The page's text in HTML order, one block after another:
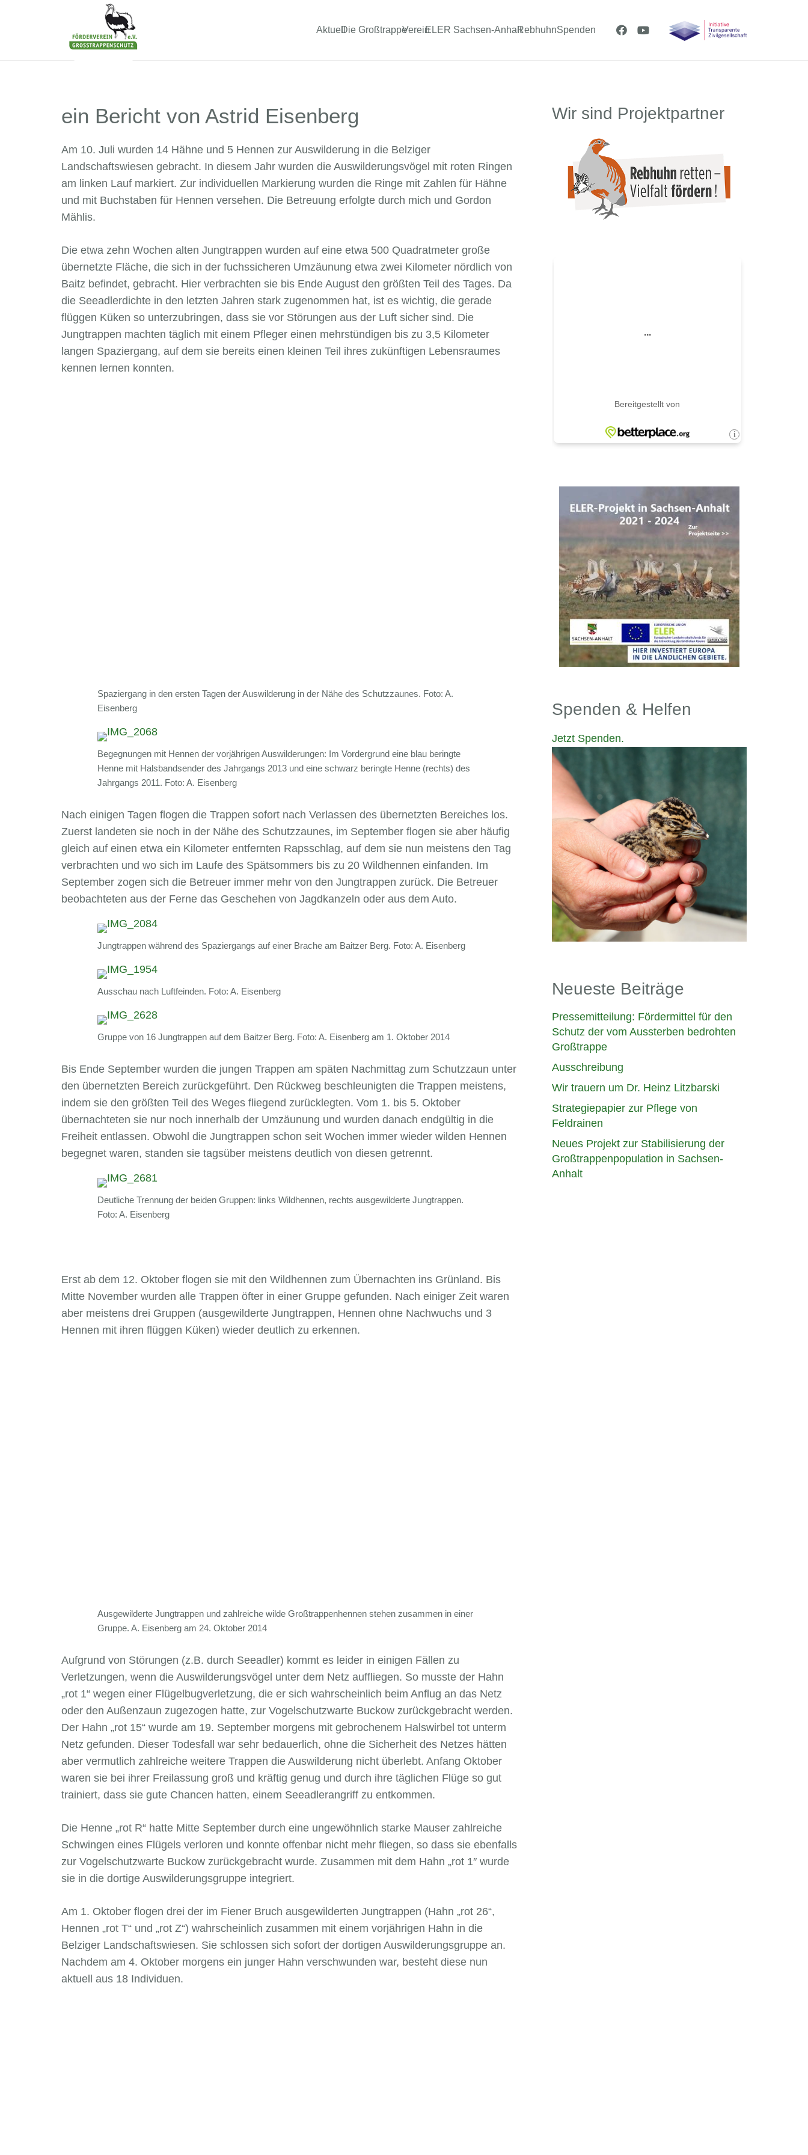
AktuellDie GroßtrappeVereinELER Sachsen-AnhaltRebhuhnSpenden
ein Bericht von Astrid Eisenberg
Am 10. Juli wurden 14 Hähne und 5 Hennen zur Auswilderung in die Belziger
Landschaftswiesen gebracht. In diesem Jahr wurden die Auswilderungsvögel mit roten Ringen
am linken Lauf markiert. Zur individuellen Markierung wurden die Ringe mit Zahlen für Hähne
und mit Buchstaben für Hennen versehen. Die Betreuung erfolgte durch mich und Gordon
Mählis.
Die etwa zehn Wochen alten Jungtrappen wurden auf eine etwa 500 Quadratmeter große
übernetzte Fläche, die sich in der fuchssicheren Umzäunung etwa zwei Kilometer nördlich von
Baitz befindet, gebracht. Hier verbrachten sie bis Ende August den größten Teil des Tages. Da
die Seeadlerdichte in den letzten Jahren stark zugenommen hat, ist es wichtig, die gerade
flüggen Küken so unterzubringen, dass sie vor Störungen aus der Luft sicher sind. Die
Jungtrappen machten täglich mit einem Pfleger einen mehrstündigen bis zu 3,5 Kilometer
langen Spaziergang, auf dem sie bereits einen kleinen Teil ihres zukünftigen Lebensraumes
kennen lernen konnten.
Spaziergang in den ersten Tagen der Auswilderung in der Nähe des Schutzzaunes. Foto: A.
Eisenberg
Begegnungen mit Hennen der vorjährigen Auswilderungen: Im Vordergrund eine blau beringte
Henne mit Halsbandsender des Jahrgangs 2013 und eine schwarz beringte Henne (rechts) des
Jahrgangs 2011. Foto: A. Eisenberg
Nach einigen Tagen flogen die Trappen sofort nach Verlassen des übernetzten Bereiches los.
Zuerst landeten sie noch in der Nähe des Schutzzaunes, im September flogen sie aber häufig
gleich auf einen etwa ein Kilometer entfernten Rapsschlag, auf dem sie nun meistens den Tag
verbrachten und wo sich im Laufe des Spätsommers bis zu 20 Wildhennen einfanden. Im
September zogen sich die Betreuer immer mehr von den Jungtrappen zurück. Die Betreuer
beobachteten aus der Ferne das Geschehen von Jagdkanzeln oder aus dem Auto.
Jungtrappen während des Spaziergangs auf einer Brache am Baitzer Berg. Foto: A. Eisenberg
Ausschau nach Luftfeinden. Foto: A. Eisenberg
Gruppe von 16 Jungtrappen auf dem Baitzer Berg. Foto: A. Eisenberg am 1. Oktober 2014
Bis Ende September wurden die jungen Trappen am späten Nachmittag zum Schutzzaun unter
den übernetzten Bereich zurückgeführt. Den Rückweg beschleunigten die Trappen meistens,
indem sie den größten Teil des Weges fliegend zurücklegten. Vom 1. bis 5. Oktober
übernachteten sie nur noch innerhalb der Umzäunung und wurden danach endgültig in die
Freiheit entlassen. Obwohl die Jungtrappen schon seit Wochen immer wieder wilden Hennen
begegnet waren, standen sie tagsüber meistens deutlich von diesen getrennt.
Deutliche Trennung der beiden Gruppen: links Wildhennen, rechts ausgewilderte Jungtrappen.
Foto: A. Eisenberg
Erst ab dem 12. Oktober flogen sie mit den Wildhennen zum Übernachten ins Grünland. Bis
Mitte November wurden alle Trappen öfter in einer Gruppe gefunden. Nach einiger Zeit waren
aber meistens drei Gruppen (ausgewilderte Jungtrappen, Hennen ohne Nachwuchs und 3
Hennen mit ihren flüggen Küken) wieder deutlich zu erkennen.
Ausgewilderte Jungtrappen und zahlreiche wilde Großtrappenhennen stehen zusammen in einer
Gruppe. A. Eisenberg am 24. Oktober 2014
Aufgrund von Störungen (z.B. durch Seeadler) kommt es leider in einigen Fällen zu
Verletzungen, wenn die Auswilderungsvögel unter dem Netz auffliegen. So musste der Hahn
„rot 1“ wegen einer Flügelbugverletzung, die er sich wahrscheinlich beim Anflug an das Netz
oder den Außenzaun zugezogen hatte, zur Vogelschutzwarte Buckow zurückgebracht werden.
Der Hahn „rot 15“ wurde am 19. September morgens mit gebrochenem Halswirbel tot unterm
Netz gefunden. Dieser Todesfall war sehr bedauerlich, ohne die Sicherheit des Netzes hätten
aber vermutlich zahlreiche weitere Trappen die Auswilderung nicht überlebt. Anfang Oktober
waren sie bei ihrer Freilassung groß und kräftig genug und durch ihre täglichen Flüge so gut
trainiert, dass sie gute Chancen hatten, einem Seeadlerangriff zu entkommen.
Die Henne „rot R“ hatte Mitte September durch eine ungewöhnlich starke Mauser zahlreiche
Schwingen eines Flügels verloren und konnte offenbar nicht mehr fliegen, so dass sie ebenfalls
zur Vogelschutzwarte Buckow zurückgebracht wurde. Zusammen mit dem Hahn „rot 1″ wurde
sie in die dortige Auswilderungsgruppe integriert.
Am 1. Oktober flogen drei der im Fiener Bruch ausgewilderten Jungtrappen (Hahn „rot 26“,
Hennen „rot T“ und „rot Z“) wahrscheinlich zusammen mit einem vorjährigen Hahn in die
Belziger Landschaftswiesen. Sie schlossen sich sofort der dortigen Auswilderungsgruppe an.
Nachdem am 4. Oktober morgens ein junger Hahn verschwunden war, besteht diese nun
aktuell aus 18 Individuen.
Wir sind Projektpartner
Spenden & Helfen
Jetzt Spenden.
Neueste Beiträge
Pressemitteilung: Fördermittel für den
Schutz der vom Aussterben bedrohten
Großtrappe
Ausschreibung
Wir trauern um Dr. Heinz Litzbarski
Strategiepapier zur Pflege von
Feldrainen
Neues Projekt zur Stabilisierung der
Großtrappenpopulation in Sachsen-
Anhalt